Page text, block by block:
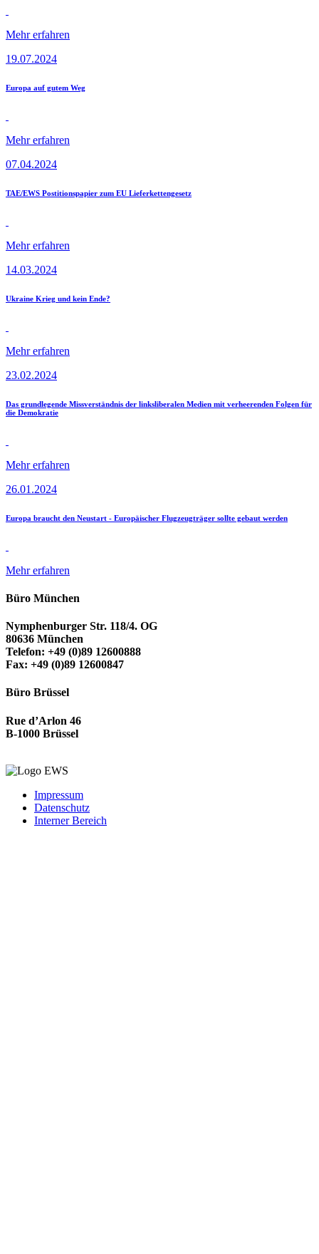
Mehr erfahren
19.07.2024
Europa auf gutem Weg
Mehr erfahren
07.04.2024
TAE/EWS Postitionspapier zum EU Lieferkettengesetz
Mehr erfahren
14.03.2024
Ukraine Krieg und kein Ende?
Mehr erfahren
23.02.2024
Das grundlegende Missverständnis der linksliberalen Medien mit verheerenden Folgen für
die Demokratie
Mehr erfahren
26.01.2024
Europa braucht den Neustart - Europäischer Flugzeugträger sollte gebaut werden
Mehr erfahren
Büro München
Nymphenburger Str. 118/4. OG
80636 München
Telefon: +49 (0)89 12600888
Fax: +49 (0)89 12600847
Büro Brüssel
Rue d’Arlon 46
B-1000 Brüssel
Impressum
Datenschutz
Interner Bereich